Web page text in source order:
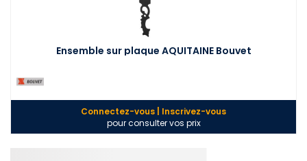
Ensemble sur plaque AQUITAINE Bouvet
Connectez-vous | Inscrivez-vous
pour consulter vos prix